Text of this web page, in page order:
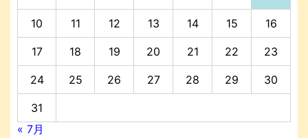
10 11 12 13 14 15 16
17 18 19 20 21 22 23
24 25 26 27 28 29 30
31
« 7月